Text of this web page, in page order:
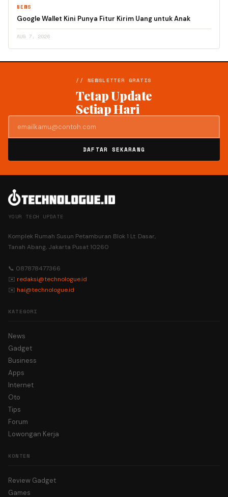
NEWS
Google Wallet Kini Punya Fitur Kirim Uang untuk Anak
AUG 7, 2026
// NEWSLETTER GRATIS
Tetap Update
Setiap Hari
DAFTAR SEKARANG
YOUR TECH UPDATE
Komplek Rumah Susun Petamburan Blok 1 Lt. Dasar,
Tanah Abang, Jakarta Pusat 10260
📞 087878477366
✉️ redaksi@technologue.id
✉️ hai@technologue.id
KATEGORI
News
Gadget
Business
Apps
Internet
Oto
Tips
Forum
Lowongan Kerja
KONTEN
Review Gadget
Games